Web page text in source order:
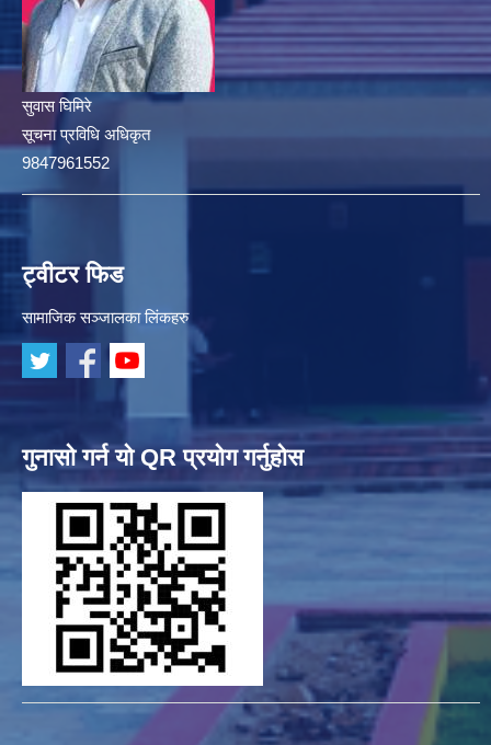
सुवास घिमिरे
सूचना प्रविधि अधिकृत
9847961552
ट्वीटर फिड
सामाजिक सञ्जालका लिंकहरु
गुनासो गर्न यो QR प्रयोग गर्नुहोस